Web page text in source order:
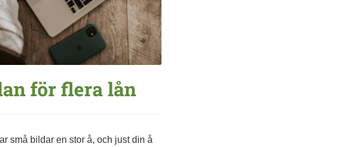
för flera lån
små bildar en stor å, och just din å